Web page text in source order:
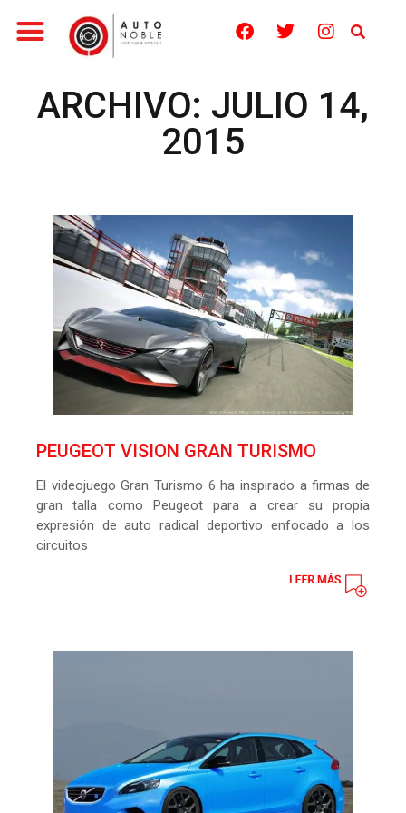
ARCHIVO: JULIO 14,
2015
PEUGEOT VISION GRAN TURISMO
El videojuego Gran Turismo 6 ha inspirado a firmas de
gran talla como Peugeot para a crear su propia
expresión de auto radical deportivo enfocado a los
circuitos